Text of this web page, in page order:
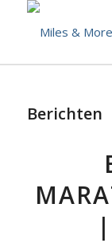
Berichten